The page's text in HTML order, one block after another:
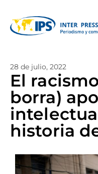
28 de julio, 2022
El
borra)
historia